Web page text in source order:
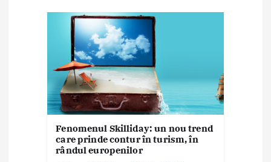
Fenomenul Skilliday: un nou trend
care prinde contur în turism, în
rândul europenilor